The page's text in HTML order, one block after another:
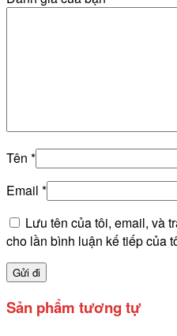
Tên *
Email *
Lưu tên của tôi, email, và
cho lần bình luận kế tiếp của
Sản phẩm tương tự